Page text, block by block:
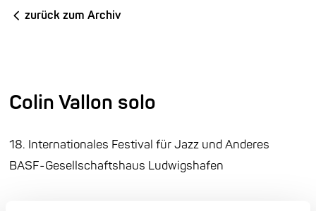
zurück zum Archiv
Colin Vallon solo
18. Internationales Festival für Jazz und Anderes
BASF-Gesellschaftshaus Ludwigshafen